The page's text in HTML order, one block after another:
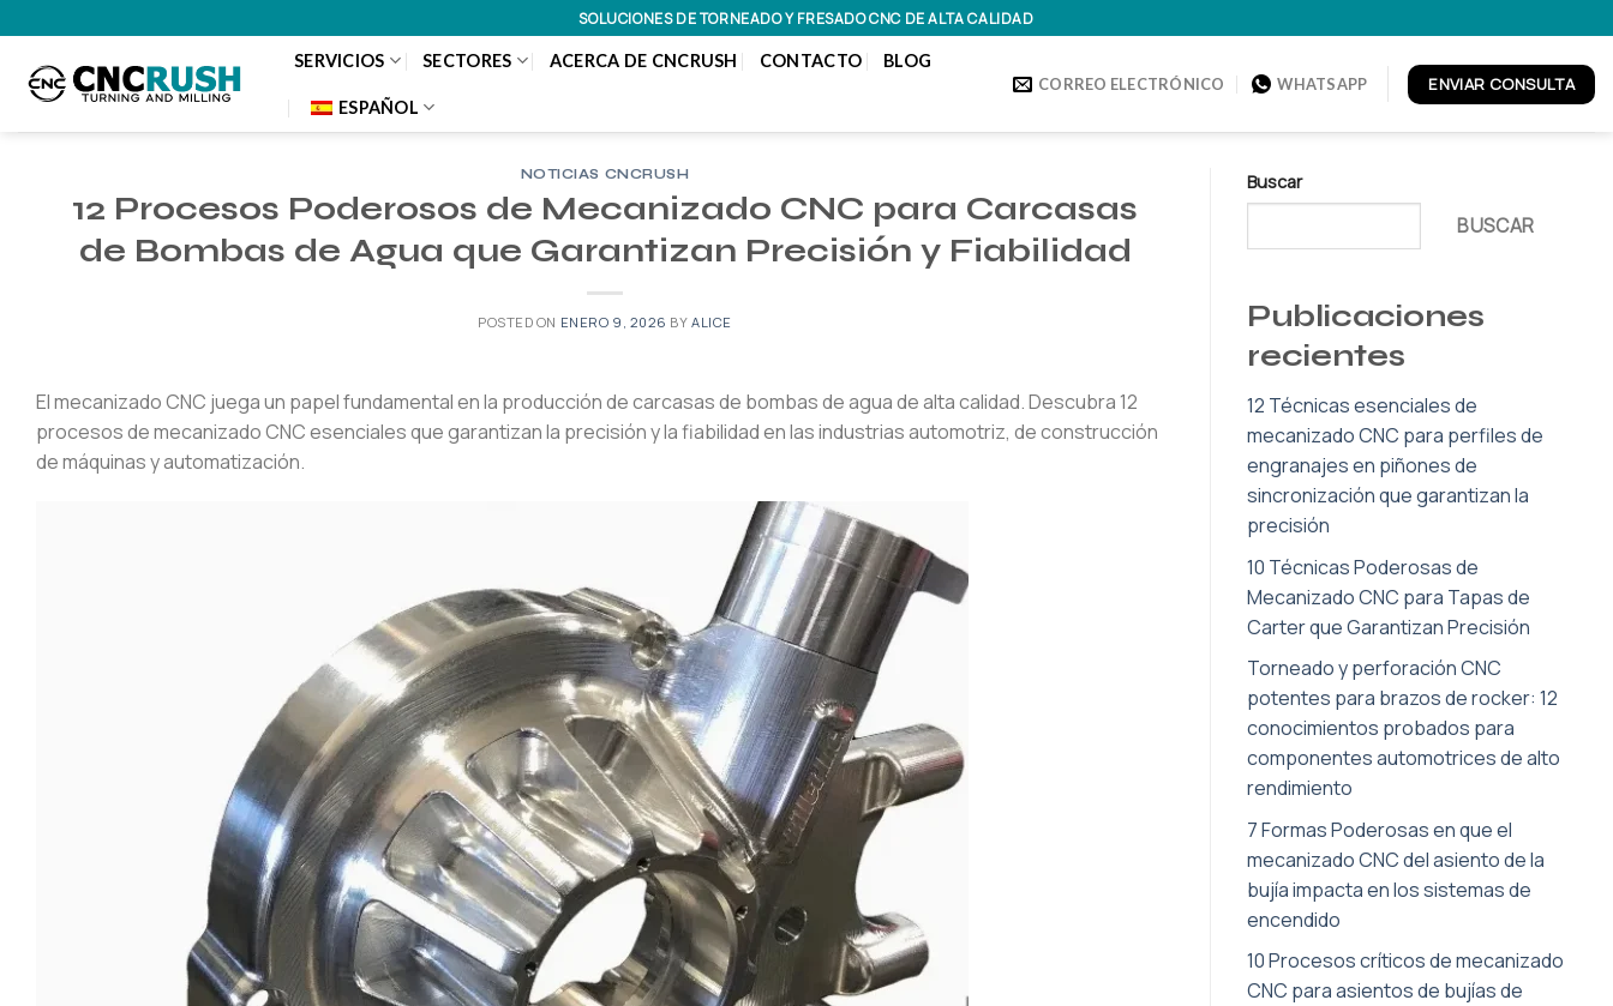
al
contenido
SOLUCIONES DE TORNEADO Y FRESADO CNC DE ALTA CALIDAD
SERVICIOS SECTORES ACERCA DE CNCRUSH CONTACTO BLOG
ESPAÑOL
CORREO ELECTRÓNICO WHATSAPP ENVIAR CONSULTA
NOTICIAS CNCRUSH
12 Procesos Poderosos de Mecanizado CNC para Carcasas
de Bombas de Agua que Garantizan Precisión y Fiabilidad
POSTED ON ENERO 9, 2026 BYALICE
El mecanizado CNC juega un papel fundamental en la producción de carcasas de bombas de agua de alta calidad. Descubra 12
procesos de mecanizado CNC esenciales que garantizan la precisión y la fiabilidad en las industrias automotriz, de construcción
de máquinas y automatización.
Buscar
BUSCAR
Publicaciones
recientes
12 Técnicas esenciales de
mecanizado CNC para perfiles de
engranajes en piñones de
sincronización que garantizan la
precisión
10 Técnicas Poderosas de
Mecanizado CNC para Tapas de
Carter que Garantizan Precisión
Torneado y perforación CNC
potentes para brazos de rocker: 12
conocimientos probados para
componentes automotrices de alto
rendimiento
7 Formas Poderosas en que el
mecanizado CNC del asiento de la
bujía impacta en los sistemas de
encendido
10 Procesos críticos de mecanizado
CNC para asientos de bujías de